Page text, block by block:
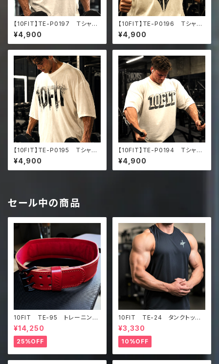
【10FIT】TE-P0197 Ｔシャ
ツ トレーニング 筋トレ 10F
ITアートデザイン Oversize
d faded t-shirt
¥4,900
【10FIT】TE-P0196 Ｔシャ
ツ トレーニング 筋トレ 10F
ITアートデザイン Oversize
d faded t-shirt
¥4,900
【10FIT】TE-P0195 Ｔシャ
ツ トレーニング 筋トレ 10F
ITアートデザイン Oversize
d faded t-shirt
¥4,900
【10FIT】TE-P0194 Ｔシャ
ツ トレーニング 筋トレ 10F
ITアートデザイン Oversize
d faded t-shirt
¥4,900
セール中の商品
10FIT TE-95 トレーニング
ベルト リフティングベルト パ
ワーベルト レザー ワインレ
ッド lifting belt power b
elt
¥14,250
25%OFF
10FIT TE-24 タンクトッ
プ メッシュ ジムウェア トレ
ーニング 筋トレ 黒 Tankt
op
¥3,330
10%OFF